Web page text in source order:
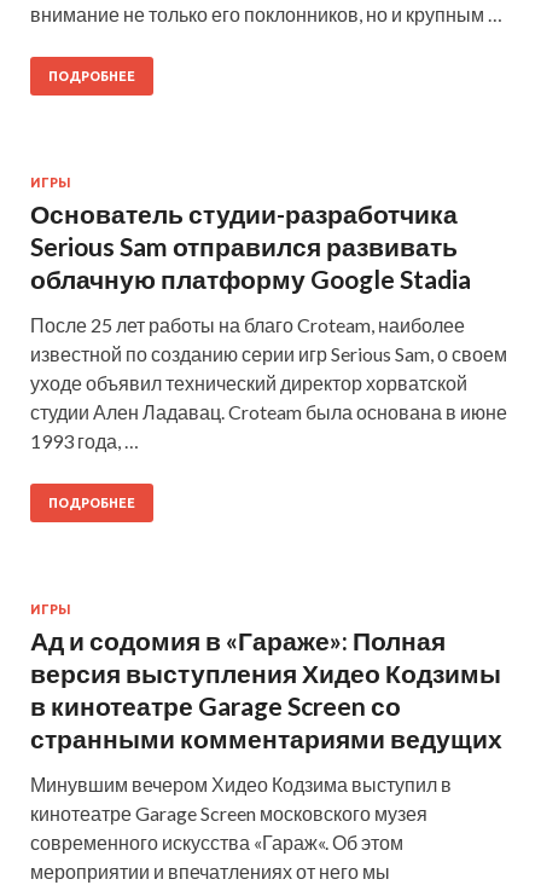
внимание не только его поклонников, но и крупным …
ПОДРОБНЕЕ
ИГРЫ
Основатель студии-разработчика
Serious Sam отправился развивать
облачную платформу Google Stadia
После 25 лет работы на благо Croteam, наиболее
известной по созданию серии игр Serious Sam, о своем
уходе объявил технический директор хорватской
студии Ален Ладавац. Croteam была основана в июне
1993 года, …
ПОДРОБНЕЕ
ИГРЫ
Ад и содомия в «Гараже»: Полная
версия выступления Хидео Кодзимы
в кинотеатре Garage Screen со
странными комментариями ведущих
Минувшим вечером Хидео Кодзима выступил в
кинотеатре Garage Screen московского музея
современного искусства «Гараж«. Об этом
мероприятии и впечатлениях от него мы